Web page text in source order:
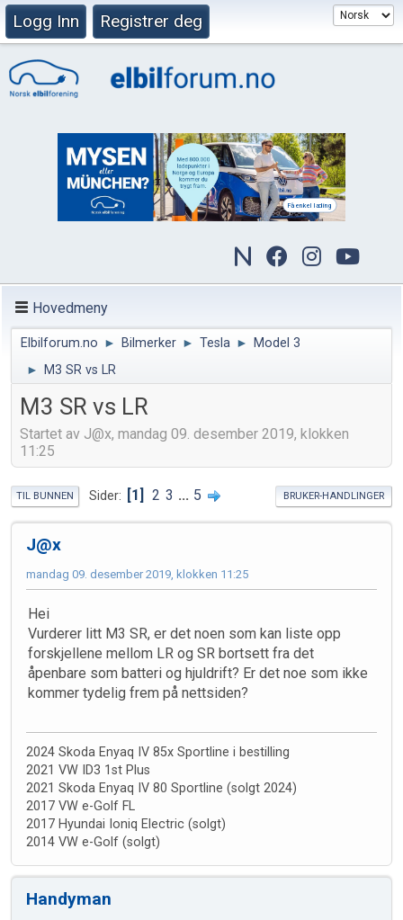
Logg Inn Registrer deg
Hovedmeny
Elbilforum.no ► Bilmerker ► Tesla ►
Model 3
►
M3 SR vs LR
M3 SR vs LR
Startet av J@x, mandag 09. desember 2019, klokken
11:25
TIL BUNNEN Sider 1 2 3 ... 5 BRUKER-HANDLINGER
J@x
mandag 09. desember 2019, klokken 11:25
Hei
Vurderer litt M3 SR, er det noen som kan liste opp
forskjellene mellom LR og SR bortsett fra det
åpenbare som batteri og hjuldrift? Er det noe som ikke
kommer tydelig frem på nettsiden?
2024 Skoda Enyaq IV 85x Sportline i bestilling
2021 VW ID3 1st Plus
2021 Skoda Enyaq IV 80 Sportline (solgt 2024)
2017 VW e-Golf FL
2017 Hyundai Ioniq Electric (solgt)
2014 VW e-Golf (solgt)
Handyman